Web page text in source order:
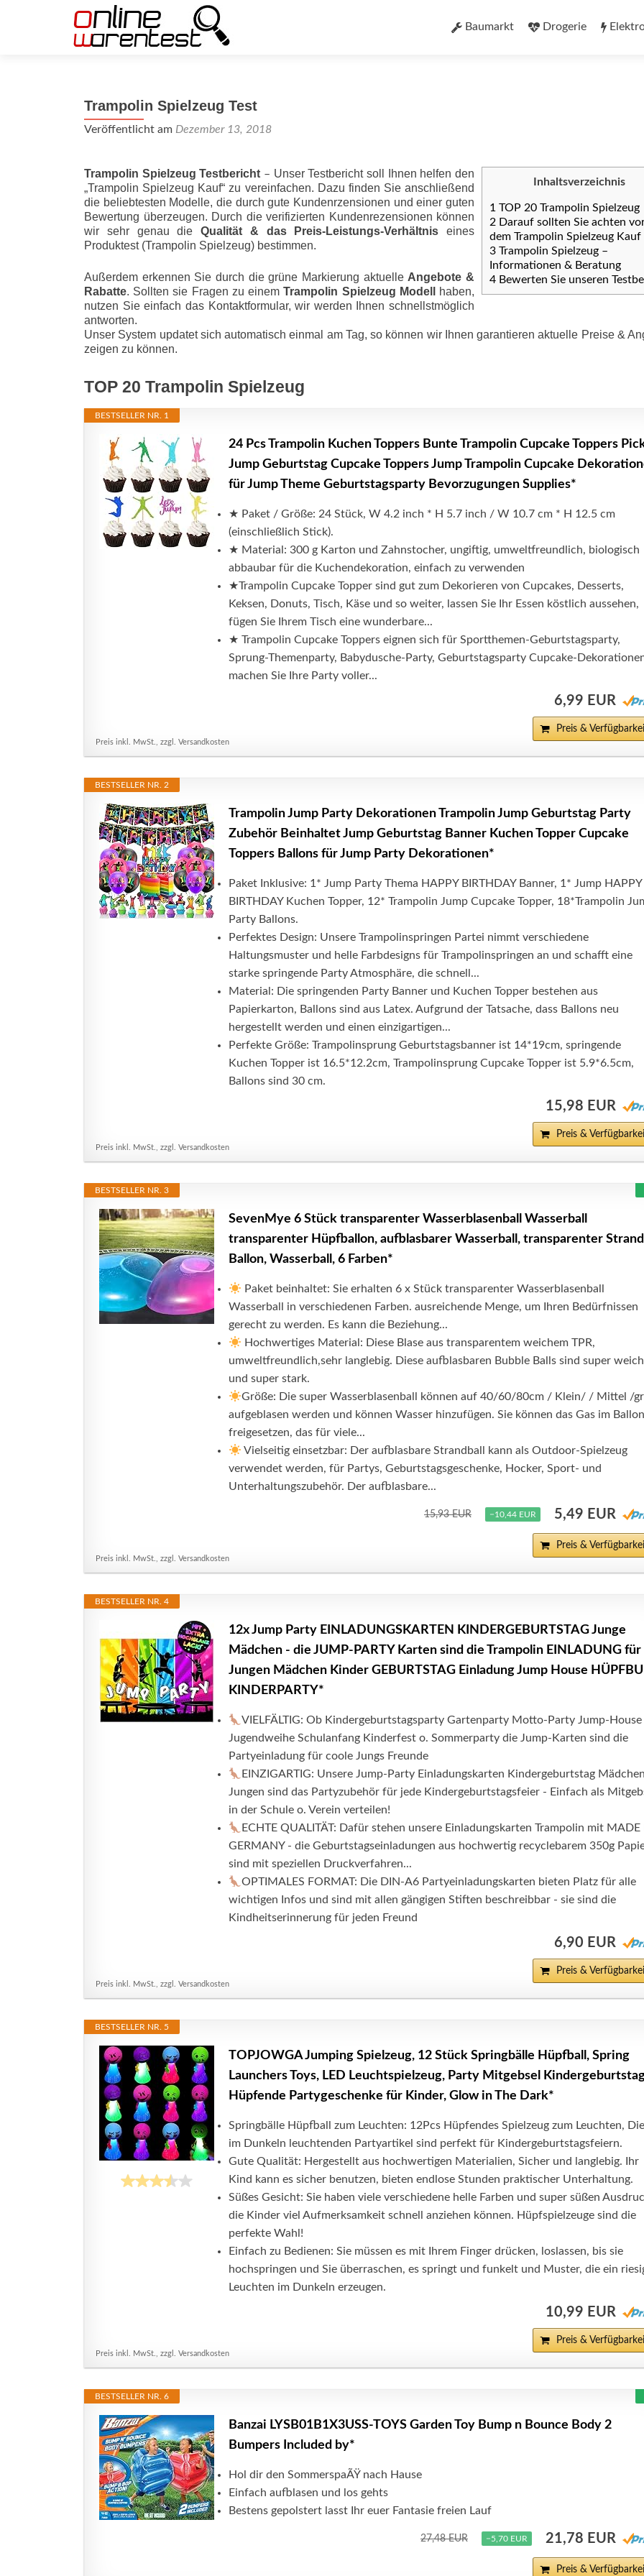
InhaltBaumarkt Drogerie
Trampolin Spielzeug Test
Veröffentlicht am Dezember 13, 2018
Inhaltsverzeichnis
1 TOP 20 Trampolin Spielzeug
2 Darauf sollten Sie achten
dem Trampolin Spielzeug Kauf
3 Trampolin Spielzeug –
Informationen & Beratung
4 Bewerten Sie unseren
Trampolin Spielzeug Testbericht – Unser Testbericht soll Ihnen helfen den
„Trampolin Spielzeug Kauf“ zu vereinfachen. Dazu finden Sie anschließend
die beliebtesten Modelle, die durch gute Kundenrzensionen und einer guten
Bewertung überzeugen. Durch die verifizierten Kundenrezensionen können
wir sehr genau die Qualität & das Preis-Leis­tungs-Ver­hält­nis eines
Produktest (Trampolin Spielzeug) bestimmen.
Außerdem erkennen Sie durch die grüne Markierung aktuelle Angebote &
Rabatte. Sollten sie Fragen zu einemTrampolin Spielzeug Modell
haben,
nutzen Sie einfach das Kontaktformular, wir werden Ihnen schnellstmöglich
antworten.
Unser System updatet sich automatisch einmal am Tag, so können wir Ihnen garantieren aktuelle Preise &
zeigen zu können.
TOP 20 Trampolin Spielzeug
BESTSELLER NR. 1
24 Pcs Trampolin Kuchen Toppers Bunte Trampolin Cupcake Toppers
Jump Geburtstag Cupcake Toppers Jump Trampolin Cupcake
für Jump Theme Geburtstagsparty Bevorzugungen Supplies*
★ Paket / Größe: 24 Stück, W 4.2 inch * H 5.7 inch / W 10.7 cm * H 12.5 cm
(einschließlich Stick).
★ Material: 300 g Karton und Zahnstocher, ungiftig, umweltfreundlich, biologisch
abbaubar für die Kuchendekoration, einfach zu verwenden
★Trampolin Cupcake Topper sind gut zum Dekorieren von Cupcakes, Desserts,
Keksen, Donuts, Tisch, Käse und so weiter, lassen Sie Ihr Essen köstlich aussehen,
fügen Sie Ihrem Tisch eine wunderbare...
★ Trampolin Cupcake Toppers eignen sich für Sportthemen-Geburtstagsparty,
Sprung-Themenparty, Babydusche-Party, Geburtstagsparty Cupcake-
machen Sie Ihre Party voller...
6,99 EUR
Preis &
Preis inkl. MwSt., zzgl. Versandkosten
BESTSELLER NR. 2
Trampolin Jump Party Dekorationen Trampolin Jump Geburtstag Party
Zubehör Beinhaltet Jump Geburtstag Banner Kuchen Topper Cupcake
Toppers Ballons für Jump Party Dekorationen*
Paket Inklusive: 1* Jump Party Thema HAPPY BIRTHDAY Banner, 1* Jump HAPPY
BIRTHDAY Kuchen Topper, 12* Trampolin Jump Cupcake Topper, 18*Trampolin
Party Ballons.
Perfektes Design: Unsere Trampolinspringen Partei nimmt verschiedene
Haltungsmuster und helle Farbdesigns für Trampolinspringen an und schafft eine
starke springende Party Atmosphäre, die schnell...
Material: Die springenden Party Banner und Kuchen Topper bestehen aus
Papierkarton, Ballons sind aus Latex. Aufgrund der Tatsache, dass Ballons neu
hergestellt werden und einen einzigartigen...
Perfekte Größe: Trampolinsprung Geburtstagsbanner ist 14*19cm, springende
Kuchen Topper ist 16.5*12.2cm, Trampolinsprung Cupcake Topper ist 5.9*6.5cm,
Ballons sind 30 cm.
15,98 EUR
Preis &
Preis inkl. MwSt., zzgl. Versandkosten
BESTSELLER NR. 3
SevenMye 6 Stück transparenter Wasserblasenball Wasserball
transparenter Hüpfballon, aufblasbarer Wasserball, transparenter
Ballon, Wasserball, 6 Farben*
Paket beinhaltet: Sie erhalten 6 x Stück transparenter Wasserblasenball
Wasserball in verschiedenen Farben. ausreichende Menge, um Ihren Bedürfnissen
gerecht zu werden. Es kann die Beziehung...
Hochwertiges Material: Diese Blase aus transparentem weichem TPR,
umweltfreundlich,sehr langlebig. Diese aufblasbaren Bubble Balls sind super weich
und super stark.
Größe: Die super Wasserblasenball können auf 40/60/80cm / Klein/ / Mittel /
aufgeblasen werden und können Wasser hinzufügen. Sie können das Gas im Ballon
freigesetzen, das für viele...
Vielseitig einsetzbar: Der aufblasbare Strandball kann als Outdoor-Spielzeug
verwendet werden, für Partys, Geburtstagsgeschenke, Hocker, Sport- und
Unterhaltungszubehör. Der aufblasbare...
15,93 EUR −10,44 EUR 5,49 EUR
Preis &
Preis inkl. MwSt., zzgl. Versandkosten
BESTSELLER NR. 4
12x Jump Party EINLADUNGSKARTEN KINDERGEBURTSTAG Junge
Mädchen - die JUMP-PARTY Karten sind die Trampolin EINLADUNG für
Jungen Mädchen Kinder GEBURTSTAG Einladung Jump House
KINDERPARTY*
VIELFÄLTIG: Ob Kindergeburtstagsparty Gartenparty Motto-Party Jump-House
Jugendweihe Schulanfang Kinderfest o. Sommerparty die Jump-Karten sind die
Partyeinladung für coole Jungs Freunde
EINZIGARTIG: Unsere Jump-Party Einladungskarten Kindergeburtstag Mädchen
Jungen sind das Partyzubehör für jede Kindergeburtstagsfeier - Einfach als
in der Schule o. Verein verteilen!
ECHTE QUALITÄT: Dafür stehen unsere Einladungskarten Trampolin mit MADE
GERMANY - die Geburtstagseinladungen aus hochwertig recyclebarem 350g
sind mit speziellen Druckverfahren...
OPTIMALES FORMAT: Die DIN-A6 Partyeinladungskarten bieten Platz für alle
wichtigen Infos und sind mit allen gängigen Stiften beschreibbar - sie sind die
Kindheitserinnerung für jeden Freund
6,90 EUR
Preis &
Preis inkl. MwSt., zzgl. Versandkosten
BESTSELLER NR. 5
TOPJOWGA Jumping Spielzeug, 12 Stück Springbälle Hüpfball, Spring
Launchers Toys, LED Leuchtspielzeug, Party Mitgebsel
Hüpfende Partygeschenke für Kinder, Glow in The Dark*
Springbälle Hüpfball zum Leuchten: 12Pcs Hüpfendes Spielzeug zum Leuchten,
im Dunkeln leuchtenden Partyartikel sind perfekt für Kindergeburtstagsfeiern.
Gute Qualität: Hergestellt aus hochwertigen Materialien, Sicher und langlebig. Ihr
Kind kann es sicher benutzen, bieten endlose Stunden praktischer Unterhaltung.
Süßes Gesicht: Sie haben viele verschiedene helle Farben und super süßen
die Kinder viel Aufmerksamkeit schnell anziehen können. Hüpfspielzeuge sind die
perfekte Wahl!
Einfach zu Bedienen: Sie müssen es mit Ihrem Finger drücken, loslassen, bis sie
hochspringen und Sie überraschen, es springt und funkelt und Muster, die ein
Leuchten im Dunkeln erzeugen.
10,99 EUR
Preis &
Preis inkl. MwSt., zzgl. Versandkosten
BESTSELLER NR. 6
Banzai LYSB01B1X3USS-TOYS Garden Toy Bump n Bounce Body 2
Bumpers Included by*
Hol dir den SommerspaÃŸ nach Hause
Einfach aufblasen und los gehts
Bestens gepolstert lasst Ihr euer Fantasie freien Lauf
27,48 EUR −5,70 EUR 21,78 EUR
Preis &